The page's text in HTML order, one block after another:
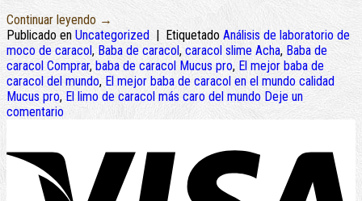
Continuar leyendo →
Publicado en Uncategorized | Etiquetado Análisis de laboratorio de
moco de caracol, Baba de caracol, caracol slime Acha,Baba de
caracol Comprar, baba de caracol Mucus pro, El mejor baba de
caracol del mundo, El mejor baba de caracol en el mundo calidad
Mucus pro,El limo de caracol más caro del mundo Deje un
comentario